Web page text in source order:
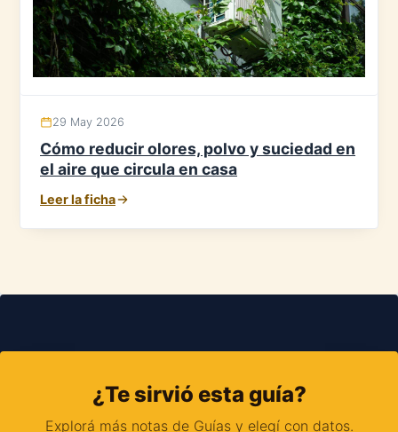
29 May 2026
Cómo reducir olores, polvo y suciedad en
el aire que circula en casa
Leer la ficha
¿Te sirvió esta guía?
Explorá más notas de Guías y elegí con datos.